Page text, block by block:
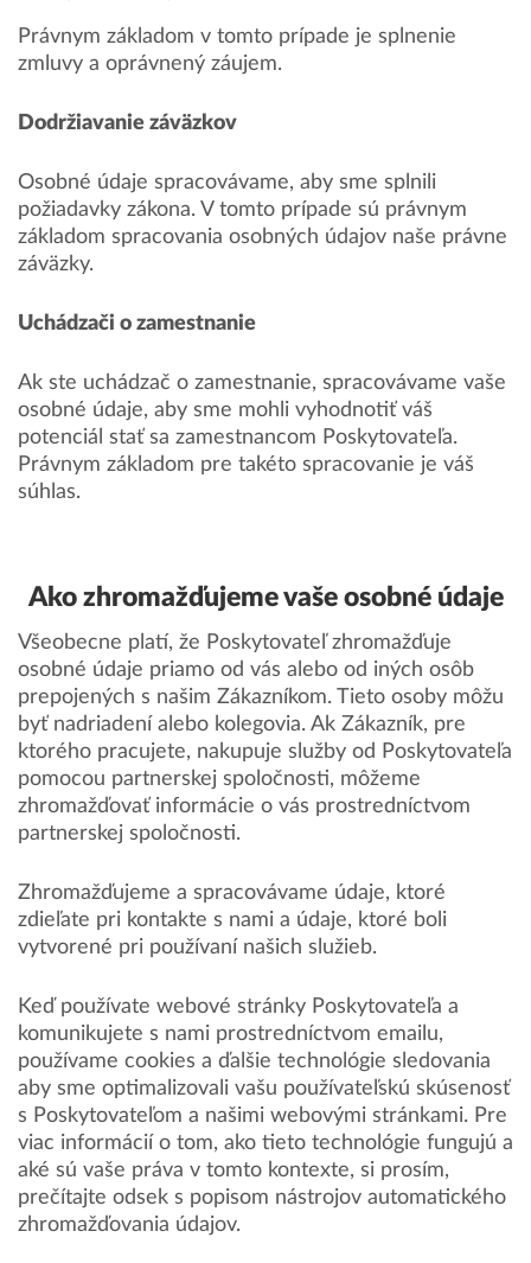
Právnym základom v tomto prípade je splnenie
zmluvy a oprávnený záujem.
Dodržiavanie záväzkov
Osobné údaje spracovávame, aby sme splnili
požiadavky zákona. V tomto prípade sú právnym
základom spracovania osobných údajov naše právne
záväzky.
Uchádzači o zamestnanie
Ak ste uchádzač o zamestnanie, spracovávame vaše
osobné údaje, aby sme mohli vyhodnotiť váš
potenciál stať sa zamestnancom Poskytovateľa.
Právnym základom pre takéto spracovanie je váš
súhlas.
Ako zhromažďujeme vaše osobné údaje
Všeobecne platí, že Poskytovateľ zhromažďuje
osobné údaje priamo od vás alebo od iných osôb
prepojených s našim Zákazníkom. Tieto osoby môžu
byť nadriadení alebo kolegovia. Ak Zákazník, pre
ktorého pracujete, nakupuje služby od Poskytovateľa
pomocou partnerskej spoločnosti, môžeme
zhromažďovať informácie o vás prostredníctvom
partnerskej spoločnosti.
Zhromažďujeme a spracovávame údaje, ktoré
zdieľate pri kontakte s nami a údaje, ktoré boli
vytvorené pri používaní našich služieb.
Keď používate webové stránky Poskytovateľa a
komunikujete s nami prostredníctvom emailu,
používame cookies a ďalšie technológie sledovania
aby sme optimalizovali vašu používateľskú skúsenosť
s Poskytovateľom a našimi webovými stránkami. Pre
viac informácií o tom, ako tieto technológie fungujú a
aké sú vaše práva v tomto kontexte, si prosím,
prečítajte odsek s popisom nástrojov automatického
zhromažďovania údajov.